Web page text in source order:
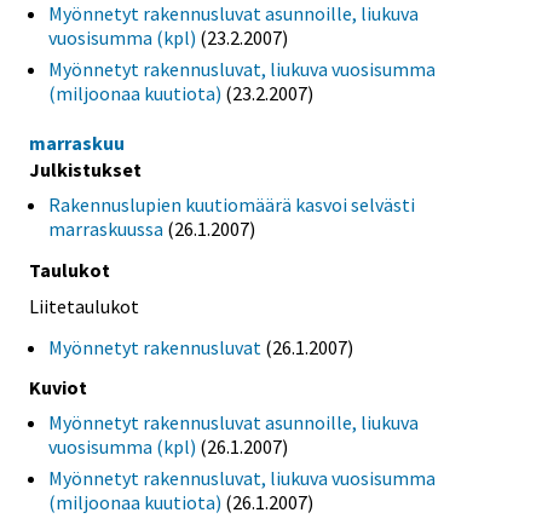
Myönnetyt rakennusluvat asunnoille, liukuva
vuosisumma (kpl) (23.2.2007)
Myönnetyt rakennusluvat, liukuva vuosisumma
(miljoonaa kuutiota) (23.2.2007)
marraskuu
Julkistukset
Rakennuslupien kuutiomäärä kasvoi selvästi
marraskuussa (26.1.2007)
Taulukot
Liitetaulukot
Myönnetyt rakennusluvat (26.1.2007)
Kuviot
Myönnetyt rakennusluvat asunnoille, liukuva
vuosisumma (kpl) (26.1.2007)
Myönnetyt rakennusluvat, liukuva vuosisumma
(miljoonaa kuutiota) (26.1.2007)